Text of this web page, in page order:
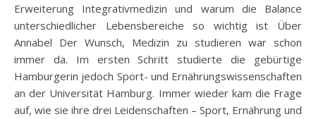
Erweiterung Integrativmedizin und warum die Balance
unterschiedlicher Lebensbereiche so wichtig ist Über
Annabel Der Wunsch, Medizin zu studieren war schon
immer da. Im ersten Schritt studierte die gebürtige
Hamburgerin jedoch Sport- und Ernährungswissenschaften
an der Universität Hamburg. Immer wieder kam die Frage
auf, wie sie ihre drei Leidenschaften – Sport, Ernährung und